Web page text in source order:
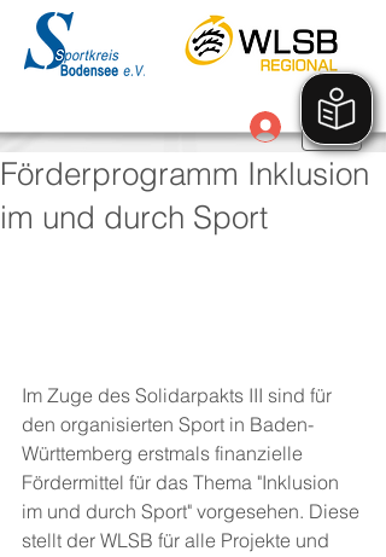
Anmelden
Förderprogramm Inklusion
im und durch Sport
Im Zuge des Solidarpakts III sind für
den organisierten Sport in Baden-
Württemberg erstmals finanzielle
Fördermittel für das Thema "Inklusion
im und durch Sport" vorgesehen. Diese
stellt der WLSB für alle Projekte und